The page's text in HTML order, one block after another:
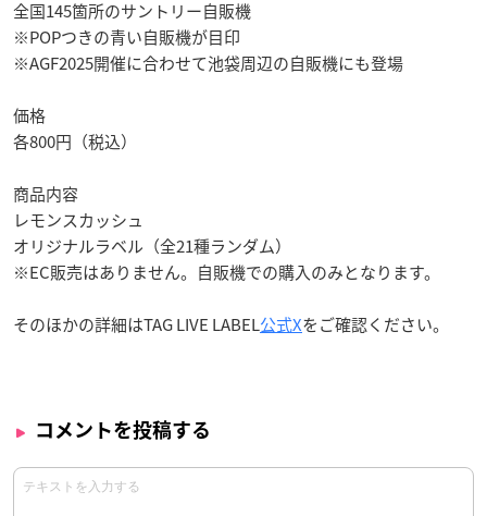
全国145箇所のサントリー自販機
※POPつきの青い自販機が目印
※AGF2025開催に合わせて池袋周辺の自販機にも登場
価格
各800円（税込）
商品内容
レモンスカッシュ
オリジナルラベル（全21種ランダム）
※EC販売はありません。自販機での購入のみとなります。
そのほかの詳細はTAG LIVE LABEL公式Xをご確認ください。
コメントを投稿する